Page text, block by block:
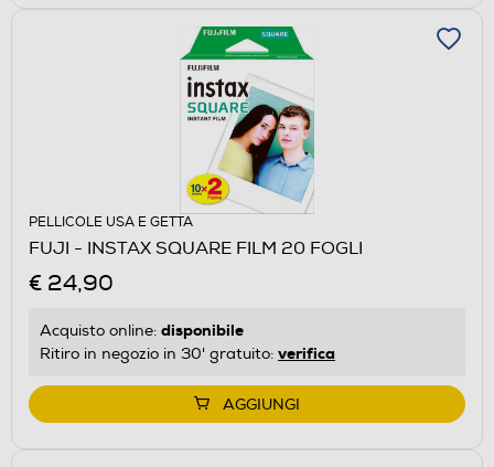
PELLICOLE USA E GETTA
FUJI - INSTAX SQUARE FILM 20 FOGLI
€ 24,90
Acquisto online: disponibile
Ritiro in negozio in 30' gratuito: verifica
AGGIUNGI